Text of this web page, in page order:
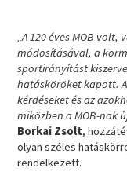
„A 120 éves MOB volt,
módosításával, a
sportirányítást
hatásköröket kapott.
kérdéseket és az
miközben a MOB-nak
Borkai Zsolt,
olyan széles
rendelkezett.